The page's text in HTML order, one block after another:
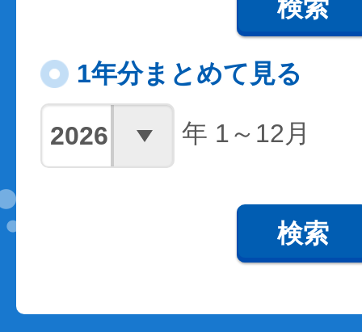
検索
1年分まとめて見る
年 1～12月
検索